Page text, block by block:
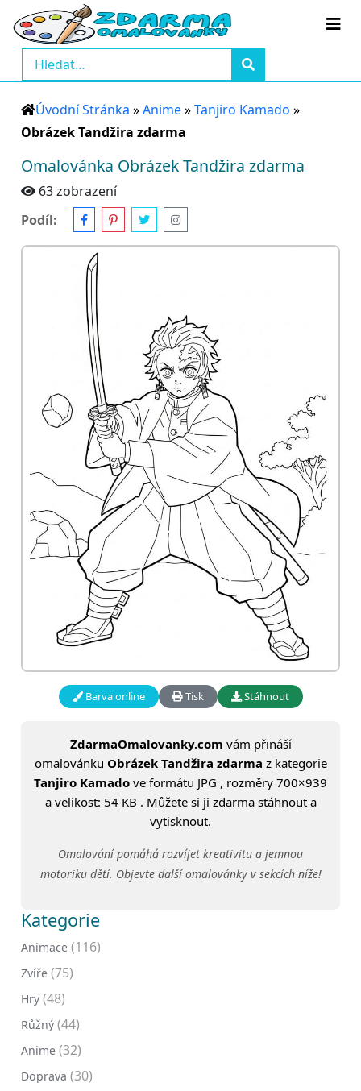
Úvodní Stránka »Anime»Tanjiro Kamado »
Obrázek Tandžira zdarma
Omalovánka Obrázek Tandžira zdarma
63 zobrazení
Podíl:
Barva online Tisk Stáhnout
ZdarmaOmalovanky.com vám přináší
omalovánku Obrázek Tandžira zdarma z kategorie
Tanjiro Kamado ve formátu JPG , rozměry 700×939
a velikost: 54 KB . Můžete si ji zdarma stáhnout a
vytisknout.
Omalování pomáhá rozvíjet kreativitu a jemnou
motoriku dětí. Objevte další omalovánky v sekcích níže!
Kategorie
Animace (116)
Zvíře (75)
Hry (48)
Růžný (44)
Anime (32)
Doprava (30)